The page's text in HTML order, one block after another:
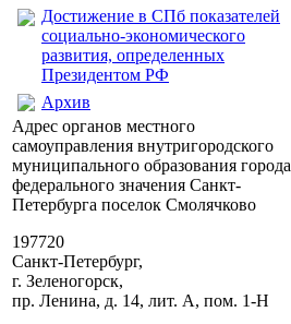
Достижение в СПб показателей
социально-экономического
развития, определенных
Президентом РФ
Архив
Адрес органов местного
самоуправления внутригородского
муниципального образования города
федерального значения Санкт-
Петербурга поселок Смолячково
197720
Санкт-Петербург,
г. Зеленогорск,
пр. Ленина, д. 14, лит. А, пом. 1-Н